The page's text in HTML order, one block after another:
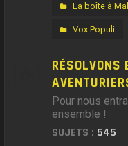
La boîte à
Vox Populi
Pour nous
ensemble !
SUJETS : 545